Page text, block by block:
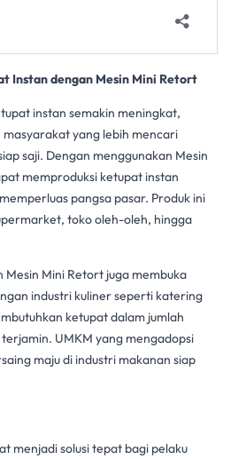
Instan dengan Mesin Mini Retort
instan semakin meningkat,
masyarakat yang lebih mencari
saji. Dengan menggunakan Mesin
memproduksi ketupat instan
pangsa pasar. Produk ini
toko oleh-oleh, hingga
Mesin Mini Retort juga membuka
industri kuliner seperti katering
ketupat dalam jumlah
UMKM yang mengadopsi
maju di industri makanan siap
menjadi solusi tepat bagi pelaku